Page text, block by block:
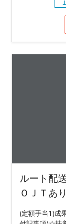
ルート配
ＯＪＴあり
(定額手当1)成